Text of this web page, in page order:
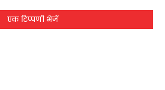
एक टिप्पणी भेजें